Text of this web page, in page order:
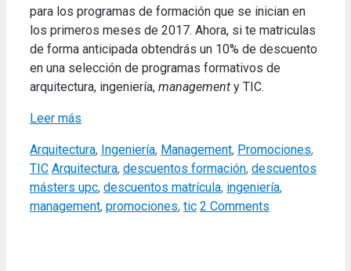
para los programas de formación que se inician en
los primeros meses de 2017. Ahora, si te matriculas
de forma anticipada obtendrás un 10% de descuento
en una selección de programas formativos de
arquitectura, ingeniería, management y TIC.
Leer más
Categories
Arquitectura, Ingeniería, Management, Promociones,
TIC Tags
Arquitectura, descuentos formación, descuentos
másters upc, descuentos matrícula, ingeniería,
management, promociones, tic 2 Comments